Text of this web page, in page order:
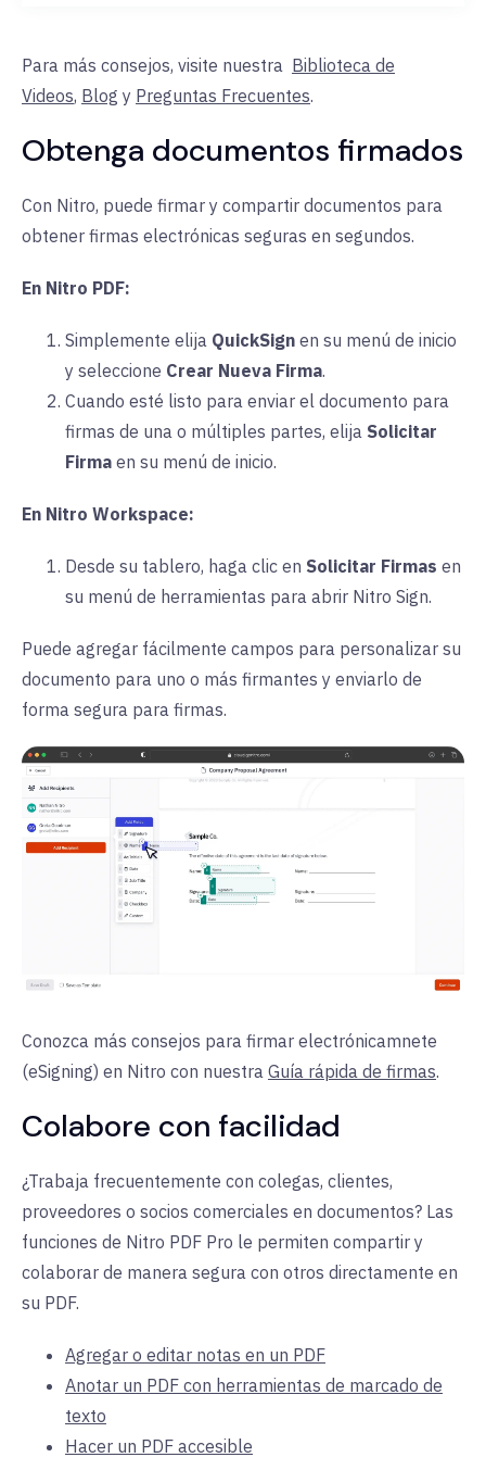
Para más consejos, visite nuestra Biblioteca de
Videos, Blog y Preguntas Frecuentes.
Obtenga documentos firmados
Con Nitro, puede firmar y compartir documentos para
obtener firmas electrónicas seguras en segundos.
En Nitro PDF:
Simplemente elija QuickSign en su menú de inicio
y seleccione Crear Nueva Firma.
Cuando esté listo para enviar el documento para
firmas de una o múltiples partes, elija Solicitar
Firma en su menú de inicio.
En Nitro Workspace:
Desde su tablero, haga clic en Solicitar Firmas en
su menú de herramientas para abrir Nitro Sign.
Puede agregar fácilmente campos para personalizar su
documento para uno o más firmantes y enviarlo de
forma segura para firmas.
Conozca más consejos para firmar electrónicamnete
(eSigning) en Nitro con nuestra Guía rápida de firmas.
Colabore con facilidad
¿Trabaja frecuentemente con colegas, clientes,
proveedores o socios comerciales en documentos? Las
funciones de Nitro PDF Pro le permiten compartir y
colaborar de manera segura con otros directamente en
su PDF.
Agregar o editar notas en un PDF
Anotar un PDF con herramientas de marcado de
texto
Hacer un PDF accesible